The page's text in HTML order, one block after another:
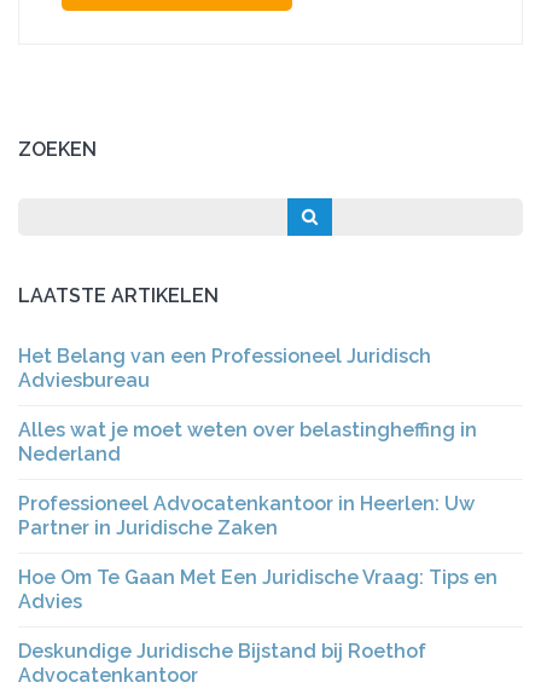
ZOEKEN
LAATSTE ARTIKELEN
Het Belang van een Professioneel Juridisch
Adviesbureau
Alles wat je moet weten over belastingheffing in
Nederland
Professioneel Advocatenkantoor in Heerlen: Uw
Partner in Juridische Zaken
Hoe Om Te Gaan Met Een Juridische Vraag: Tips en
Advies
Deskundige Juridische Bijstand bij Roethof
Advocatenkantoor